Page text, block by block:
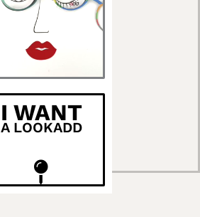
I WANT
A LOOKADD